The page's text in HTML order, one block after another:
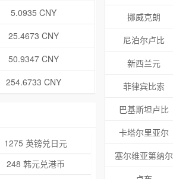
5.0935 CNY
25.4673 CNY
50.9347 CNY
254.6733 CNY
1275 英镑兑日元
248 韩元兑港币
挪威克朗
尼泊尔卢比
新西兰元
菲律宾比索
巴基斯坦卢比
卡塔尔里亚尔
塞尔维亚第纳尔